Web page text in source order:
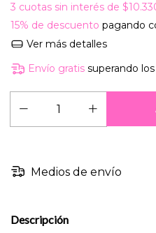
3 cuotas sin interés de
15% de descuento pagando
Ver más detalles
Envío gratis superando
Medios de envío
Descripción